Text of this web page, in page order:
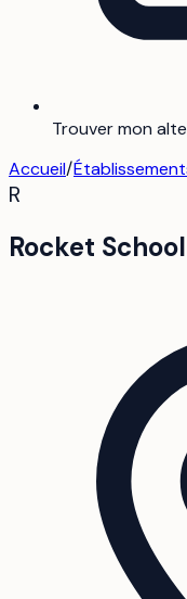
Trouver mon
Accueil/
R
Rocket